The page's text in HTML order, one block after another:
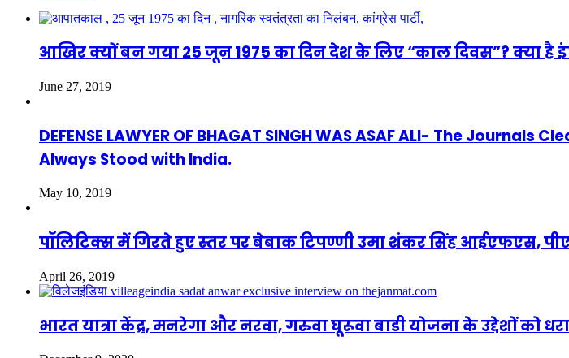
आखिर क्यों बन गया 25 जून 1975 का दिन देश के लिए “काल दिवस”? क्या है
June 27, 2019
DEFENSE LAWYER OF BHAGAT SINGH WAS ASAF ALI- The
Always Stood with India.
May 10, 2019
पॉलिटिक्स में गिरते हुए स्तर पर बेबाक टिपण्णी उमा शंकर सिंह आईएफएस,
April 26, 2019
भारत यात्रा केंद्र, मनरेगा और नरवा, गरुवा घूरूवा बाडी योजना के उद्देशों